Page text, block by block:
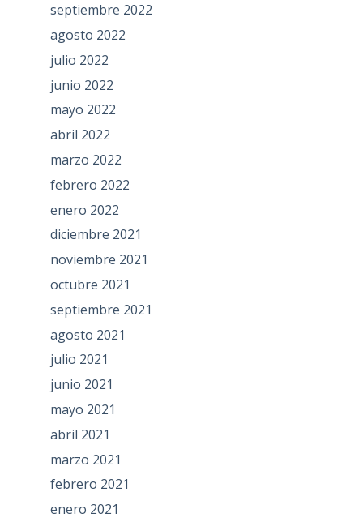
septiembre 2022
agosto 2022
julio 2022
junio 2022
mayo 2022
abril 2022
marzo 2022
febrero 2022
enero 2022
diciembre 2021
noviembre 2021
octubre 2021
septiembre 2021
agosto 2021
julio 2021
junio 2021
mayo 2021
abril 2021
marzo 2021
febrero 2021
enero 2021